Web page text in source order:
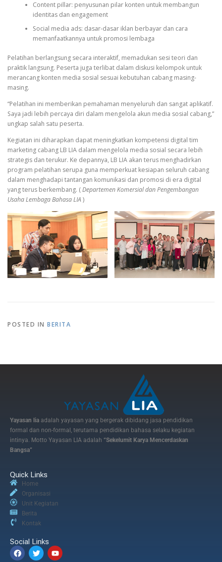
Content pillar: penyusunan pilar konten untuk membangun
identitas dan engagement
Social media ads: dasar-dasar iklan berbayar dan cara
memanfaatkannya untuk promosi lembaga
Pelatihan berlangsung secara interaktif, memadukan sesi teori dan
praktik langsung. Peserta juga terlibat dalam diskusi kelompok untuk
merancang konten media sosial sesuai kebutuhan cabang masing-
masing.
“Pelatihan ini memberikan pemahaman menyeluruh dan sangat aplikatif.
Saya jadi lebih percaya diri dalam mengelola akun media sosial cabang,”
ungkap salah satu peserta.
Kegiatan ini diharapkan dapat meningkatkan kompetensi digital tim
marketing cabang LB LIA dalam mengelola media sosial secara lebih
strategis dan terukur. Ke depannya, LB LIA akan terus menghadirkan
program pelatihan serupa guna memperkuat kesiapan seluruh cabang
dalam menghadapi tantangan komunikasi dan promosi di era digital
yang terus berkembang. (DepartemenKomersial dan Pengembangan
Usaha Lembaga Bahasa LIA)
POSTED IN BERITA
Yayasan lia adalah yayasan yang bergerak dibidang jasa pendidikan
formal dan non-formal, terutama pendidikan bahasa selaku kegiatan
intinya. Motto Yayasan LIA adalah “Sekelumit Karya Mencerdaskan
Bangsa”
Quick Links
Home
Organisasi
Unit Kegiatan
Berita
Kontak
Social Links